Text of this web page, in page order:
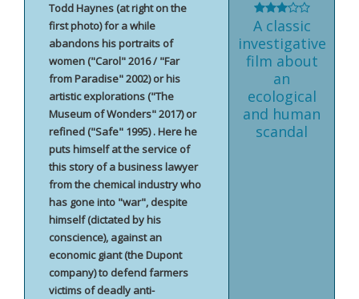
Todd Haynes (at right on the
first photo) for a while
abandons his portraits of
women ("Carol" 2016 / "Far
from Paradise" 2002) or his
artistic explorations ("The
Museum of Wonders" 2017) or
refined ("Safe" 1995) . Here he
puts himself at the service of
this story of a business lawyer
from the chemical industry who
has gone into "war", despite
himself (dictated by his
conscience), against an
economic giant (the Dupont
company) to defend farmers
victims of deadly anti-
A classic
investigative
film about
an
ecological
and human
scandal